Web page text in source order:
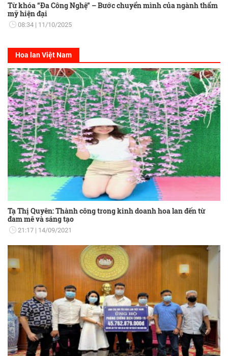
Từ khóa “Đa Công Nghệ” – Bước chuyển mình của ngành thẩm
mỹ hiện đại
08:34 11/10/2025
Hoa lan Việt Nam
Tạ Thị Quyên: Thành công trong kinh doanh hoa lan đến từ
đam mê và sáng tạo
21:17 14/09/2021